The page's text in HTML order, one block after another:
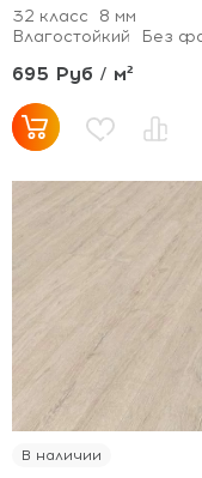
32 класс
8 мм
Влагостойкий
Без
695 Руб / м²
В наличии